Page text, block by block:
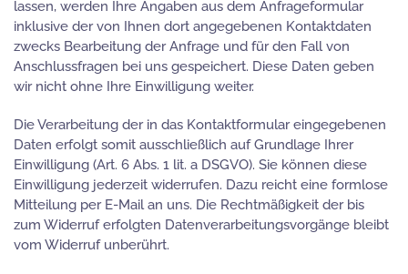
lassen, werden Ihre Angaben aus dem Anfrageformular
inklusive der von Ihnen dort angegebenen Kontaktdaten
zwecks Bearbeitung der Anfrage und für den Fall von
Anschlussfragen bei uns gespeichert. Diese Daten geben
wir nicht ohne Ihre Einwilligung weiter.
Die Verarbeitung der in das Kontaktformular eingegebenen
Daten erfolgt somit ausschließlich auf Grundlage Ihrer
Einwilligung (Art. 6 Abs. 1 lit. a DSGVO). Sie können diese
Einwilligung jederzeit widerrufen. Dazu reicht eine formlose
Mitteilung per E-Mail an uns. Die Rechtmäßigkeit der bis
zum Widerruf erfolgten Datenverarbeitungsvorgänge bleibt
vom Widerruf unberührt.